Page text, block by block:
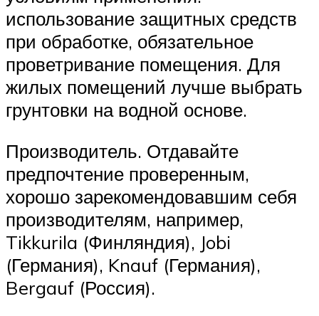
использование защитных средств
при обработке, обязательное
проветривание помещения. Для
жилых помещений лучше выбрать
грунтовки на водной основе.
Производитель. Отдавайте
предпочтение проверенным,
хорошо зарекомендовавшим себя
производителям, например,
Tikkurila (Финляндия), Jobi
(Германия), Knauf (Германия),
Bergauf (Россия).